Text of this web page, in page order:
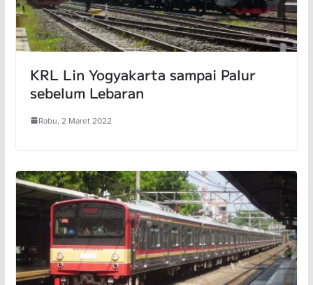
KRL Lin Yogyakarta sampai Palur
sebelum Lebaran
Rabu, 2 Maret 2022